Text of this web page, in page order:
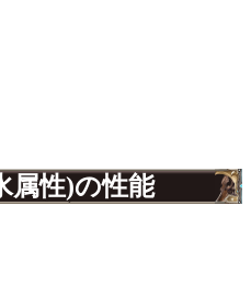
属性)の性能